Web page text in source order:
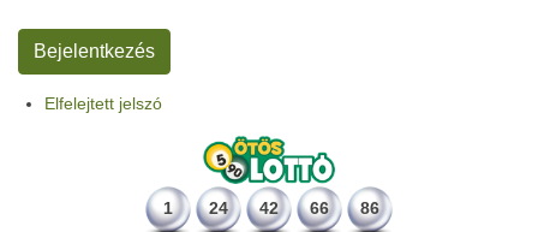
Elfelejtett jelszó
1 24 42 66 86